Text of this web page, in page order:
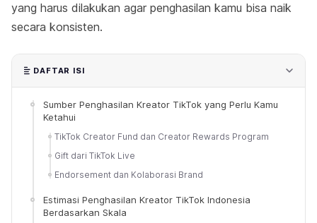
yang harus dilakukan agar penghasilan kamu bisa naik
secara konsisten.
DAFTAR ISI
Sumber Penghasilan Kreator TikTok yang Perlu Kamu
Ketahui
TikTok Creator Fund dan Creator Rewards Program
Gift dari TikTok Live
Endorsement dan Kolaborasi Brand
Estimasi Penghasilan Kreator TikTok Indonesia
Berdasarkan Skala